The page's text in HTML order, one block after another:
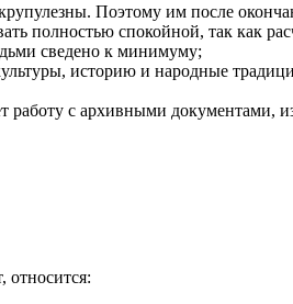
Поэтому им после
полностью спокойной, так как
сведено к минимуму;
историю и народные
с архивными документами,
относится: